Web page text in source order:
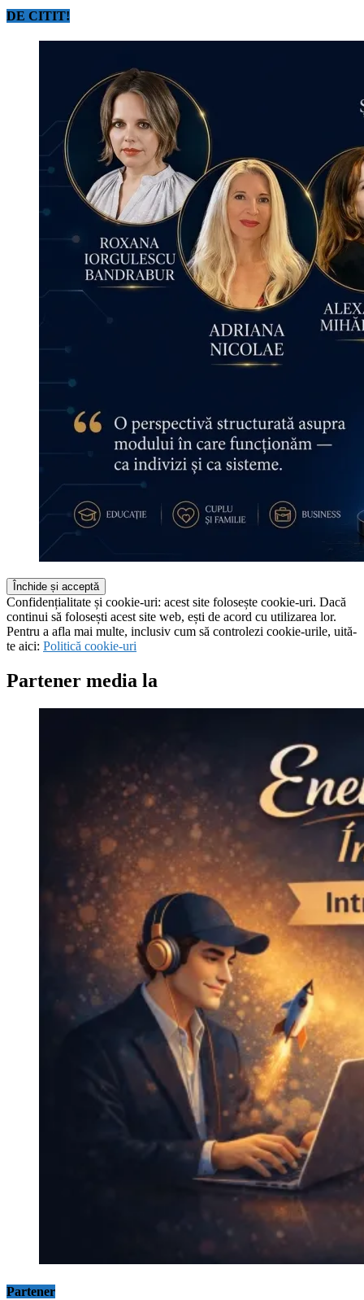
DE CITIT!
Confidențialitate și cookie-uri: acest site folosește cookie-uri. Dacă
continui să folosești acest site web, ești de acord cu utilizarea lor.
Pentru a afla mai multe, inclusiv cum să controlezi cookie-urile, uită-
te aici: Politică cookie-uri
Partener media la
Partener